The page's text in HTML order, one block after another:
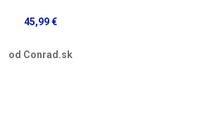
45,99 €
od Conrad.sk